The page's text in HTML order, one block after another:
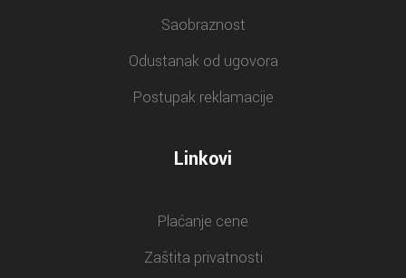
Saobraznost
Odustanak od ugovora
Postupak reklamacije
Linkovi
Plaćanje cene
Zaštita privatnosti